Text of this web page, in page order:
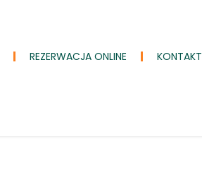
REZERWACJA ONLINE
KONTAKT